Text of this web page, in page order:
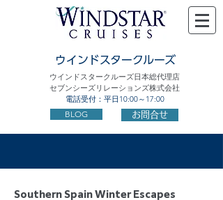
ウインドスタークルーズ
ウインドスタークルーズ日本総代理店
セブンシーズリレーションズ株式会社
電話受付：平日10:00～17:00
BLOG お問合せ
Southern Spain Winter Escapes